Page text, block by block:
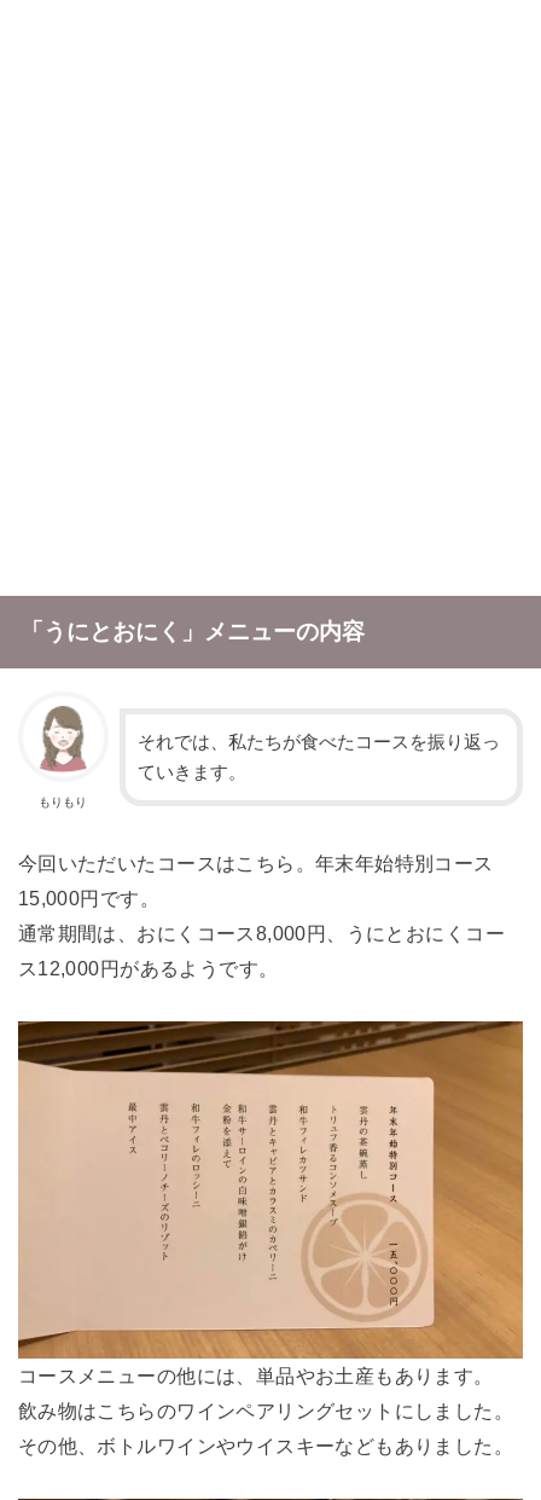
「うにとおにく」メニューの内容
もりもり
それでは、私たちが食べたコースを振り返っ
ていきます。
今回いただいたコースはこちら。年末年始特別コース
15,000円です。
通常期間は、おにくコース8,000円、うにとおにくコー
ス12,000円があるようです。
コースメニューの他には、単品やお土産もあります。
飲み物はこちらのワインペアリングセットにしました。
その他、ボトルワインやウイスキーなどもありました。